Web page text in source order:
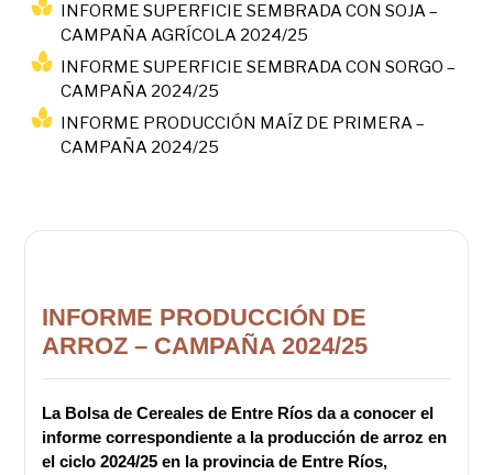
INFORME SUPERFICIE SEMBRADA CON SOJA –
CAMPAÑA AGRÍCOLA 2024/25
INFORME SUPERFICIE SEMBRADA CON SORGO –
CAMPAÑA 2024/25
INFORME PRODUCCIÓN MAÍZ DE PRIMERA –
CAMPAÑA 2024/25
INFORME PRODUCCIÓN DE
ARROZ – CAMPAÑA 2024/25
La Bolsa de Cereales de Entre Ríos da a conocer el
informe correspondiente a la producción de arroz en
el ciclo 2024/25 en la provincia de Entre Ríos,